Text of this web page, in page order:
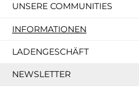
UNSERE COMMUNITIES
INFORMATIONEN
LADENGESCHÄFT
NEWSLETTER